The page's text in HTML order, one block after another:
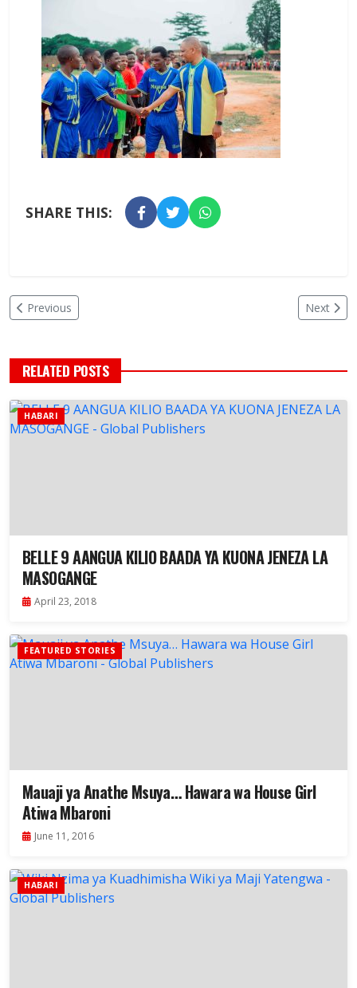
SHARE THIS:
Previous Next
RELATED POSTS
HABARI
BELLE 9 AANGUA KILIO BAADA YA KUONA JENEZA LA
MASOGANGE
April 23, 2018
FEATURED STORIES
Mauaji ya Anathe Msuya… Hawara wa House Girl
Atiwa Mbaroni
June 11, 2016
HABARI